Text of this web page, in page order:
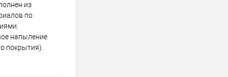
из
по
напыление
покрытия).